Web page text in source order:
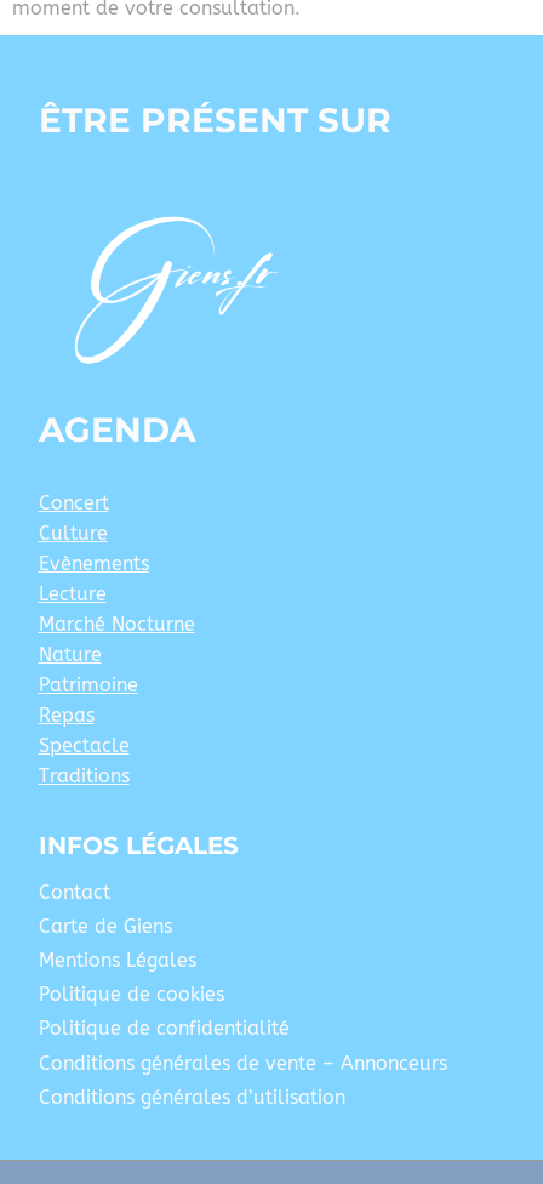
moment de votre consultation.
ÊTRE PRÉSENT SUR
AGENDA
Concert
Culture
Evènements
Lecture
Marché Nocturne
Nature
Patrimoine
Repas
Spectacle
Traditions
INFOS LÉGALES
Contact
Carte de Giens
Mentions Légales
Politique de cookies
Politique de confidentialité
Conditions générales de vente – Annonceurs
Conditions générales d’utilisation